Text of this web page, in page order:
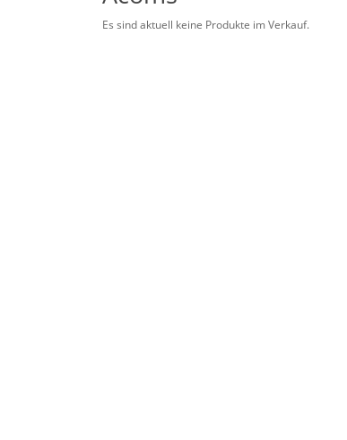
Es sind aktuell keine Produkte im Verkauf.